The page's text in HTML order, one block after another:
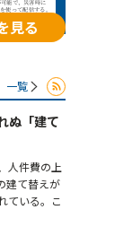
見る
一覧
ぬ「建て
人件費の上
建て替えが
ている。こ